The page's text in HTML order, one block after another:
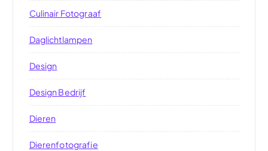
Culinair Fotograaf
Daglichtlampen
Design
Design Bedrijf
Dieren
Dierenfotografie